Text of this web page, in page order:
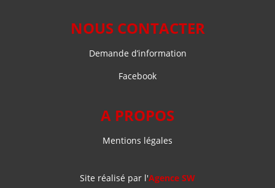
NOUS CONTACTER
Demande d’information
Facebook
A PROPOS
Mentions légales
Site réalisé par l'Agence SW